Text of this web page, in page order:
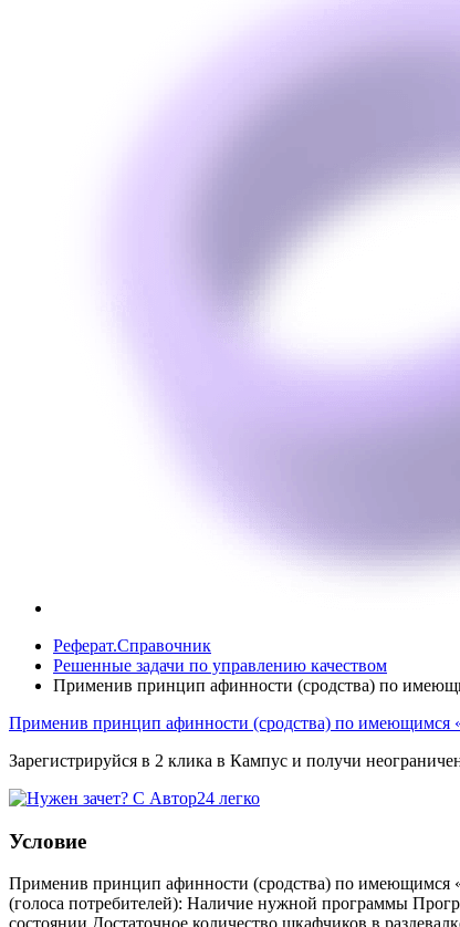
Реферат.Справочник
Решенные задачи по управлению качеством
Применив принцип афинности (сродства) по
Применив принцип афинности (сродства) по имеющимся
Зарегистрируйся в 2 клика в Кампус и получи
Условие
Применив принцип афинности (сродства) по имеющимся
(голоса потребителей): Наличие нужной программы